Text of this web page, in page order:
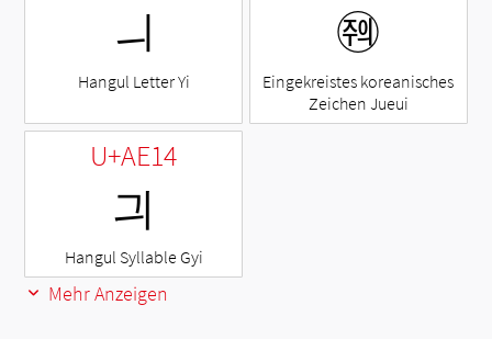
ㅢ
Hangul Letter Yi
㉽
Eingekreistes koreanisches
Zeichen Jueui
U+AE14
긔
Hangul Syllable Gyi
Mehr Anzeigen